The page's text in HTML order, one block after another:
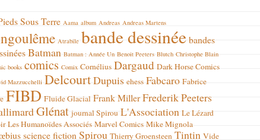
Sous Terre Aama album Andreas Andreas Martens
Atrabile bande dessinée bandes
Batman Batman : Année Un Benoit Peeters Blutch Christophe Blain
books comics Comix Cornélius Dargaud Dark Horse Comics
Mazzucchelli DelcourtDupuis ehess Fabcaro Fabrice
FIBD Fluide Glacial Frank MillerFrederik Peeters
Glénat journal Spirou L'Association Le Lézard
Les Humanoïdes Associés Marvel Comics Mike Mignola
science fiction Spirou Thierry Groensteen Tintin Vide